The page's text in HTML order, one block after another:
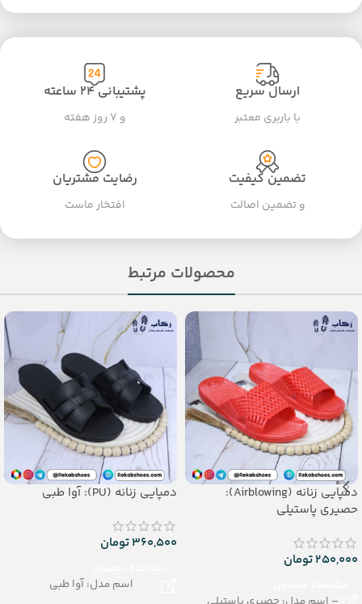
ارسال سریع
با باربری معتبر
پشتیبانی ۲۴ ساعته
و ۷ روز هفته
تضمین کیفیت
و تضمین اصالت
رضایت مشتریان
افتخار ماست
محصولات مرتبط
دمپایی زنانه (Airblowing):
حصیری پاستیلی
250,000تومان
دمپایی زنانه (PU): آوا طبی
360,500تومان
اسم مدل: آوا طبی